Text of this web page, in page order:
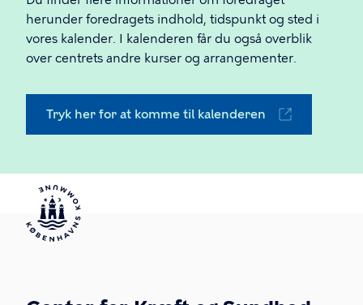
herunder foredragets indhold, tidspunkt og sted i
vores kalender. I kalenderen får du også overblik
over centrets andre kurser og arrangementer.
Tryk her for at komme til kalenderen